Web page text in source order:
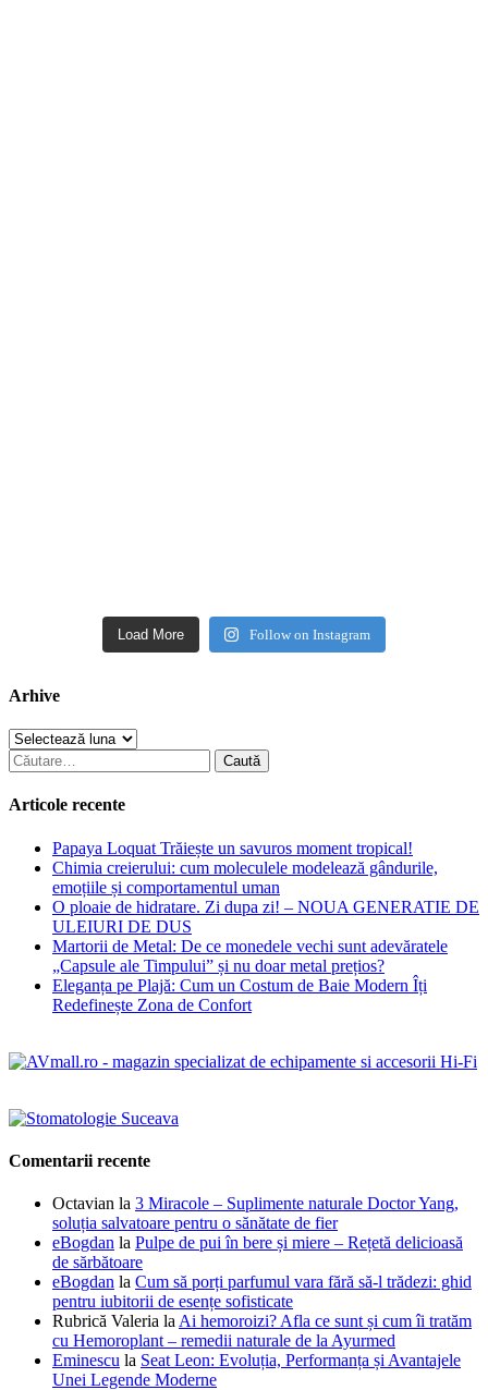
Load More Follow on Instagram
Arhive
Arhive
Caută
după:
Articole recente
Papaya Loquat Trăiește un savuros moment tropical!
Chimia creierului: cum moleculele modelează gândurile,
emoțiile și comportamentul uman
O ploaie de hidratare. Zi dupa zi! – NOUA GENERATIE DE
ULEIURI DE DUS
Martorii de Metal: De ce monedele vechi sunt adevăratele
„Capsule ale Timpului” și nu doar metal prețios?
Eleganța pe Plajă: Cum un Costum de Baie Modern Îți
Redefinește Zona de Confort
Comentarii recente
Octavian la 3 Miracole – Suplimente naturale Doctor Yang,
soluția salvatoare pentru o sănătate de fier
eBogdan la Pulpe de pui în bere și miere – Rețetă delicioasă
de sărbătoare
eBogdan la Cum să porți parfumul vara fără să-l trădezi: ghid
pentru iubitorii de esențe sofisticate
Rubrică Valeria la Ai hemoroizi? Afla ce sunt și cum îi tratăm
cu Hemoroplant – remedii naturale de la Ayurmed
Eminescu la Seat Leon: Evoluția, Performanța și Avantajele
Unei Legende Moderne